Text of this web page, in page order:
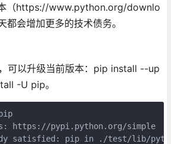
（https://www.python.org/downlo
会增加更多的技术债务。
可以升级当前版本：pip install --up
-U pip。
https://pypi.python.org/simple
satisfied: pip in ./test/lib/